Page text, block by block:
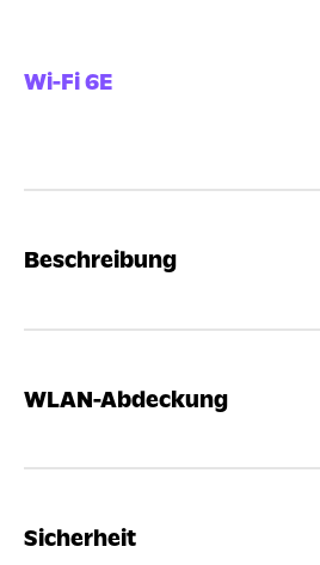
Wi-Fi 6E
Beschreibung
WLAN-Abdeckung
Sicherheit